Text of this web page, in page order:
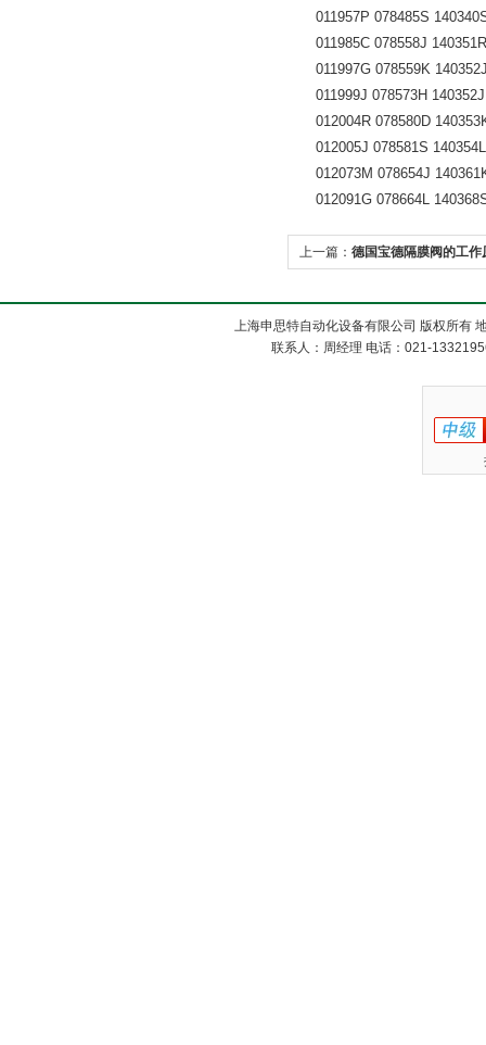
011957P 078485S
011985C 078558J 140351R
011997G 078559K 140352J
011999J 078573H 140352J
012004R 078580D
012005J 078581S 140354L
012073M 078654J
012091G 078664L 140368S
上一篇： 德国宝德隔膜阀的工作
上海申思特自动化设备有限公司 版权所有
联系人：周经理 电话：021-